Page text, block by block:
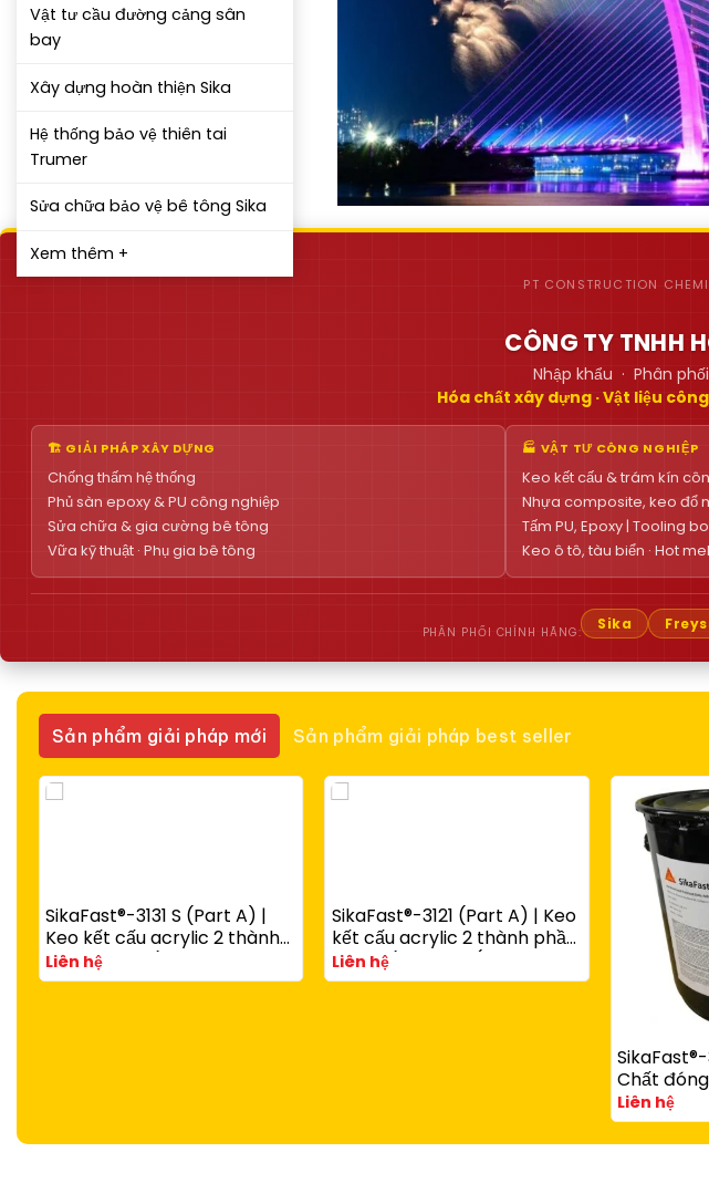
Vật tư cầu đường cảng sân
bay
Xây dựng hoàn thiện Sika
Hệ thống bảo vệ thiên tai
Trumer
Sửa chữa bảo vệ bê tông Sika
Xem thêm +
PT CONSTRUCTION
CÔNG TY TNHH
Nhập khẩu · Phân
Hóa chất xây dựng · Vật liệu
🏗 GIẢI PHÁP XÂY DỰNG
Chống thấm hệ thống
Phủ sàn epoxy & PU công nghiệp
Sửa chữa & gia cường bê tông
Vữa kỹ thuật · Phụ gia bê tông
🏭 VẬT TƯ CÔNG NGHIỆP
Keo kết cấu & trám kín
Nhựa composite, keo đổ
Tấm PU, Epoxy | Tooling
Keo ô tô, tàu biển · Hot
PHÂN PHỐI CHÍNH HÃNG: Sika
Sản phẩm giải pháp mới Sản phẩm giải pháp best seller
SikaFast®-3131 S (Part A) |
Keo kết cấu acrylic 2 thành
phần đóng rắn nhanh dùng
với SikaFast®-3081 N (Part B)
Liên hệ
SikaFast®-3121 (Part A) | Keo
kết cấu acrylic 2 thành phần
đóng rắn nhanh (dùng với
SikaFast®-3081 N Part B)
Liên hệ
Chất
cho keo
SikaFast®
Liên hệ